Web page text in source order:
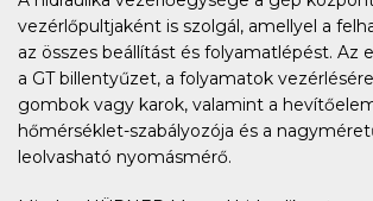
vezérlőpultjaként is szolgál, amellyel a
az összes beállítást és folyamatlépést. Az
a GT billentyűzet, a folyamatok
gombok vagy karok, valamint a
hőmérséklet-szabályozója és a
leolvasható nyomásmérő.